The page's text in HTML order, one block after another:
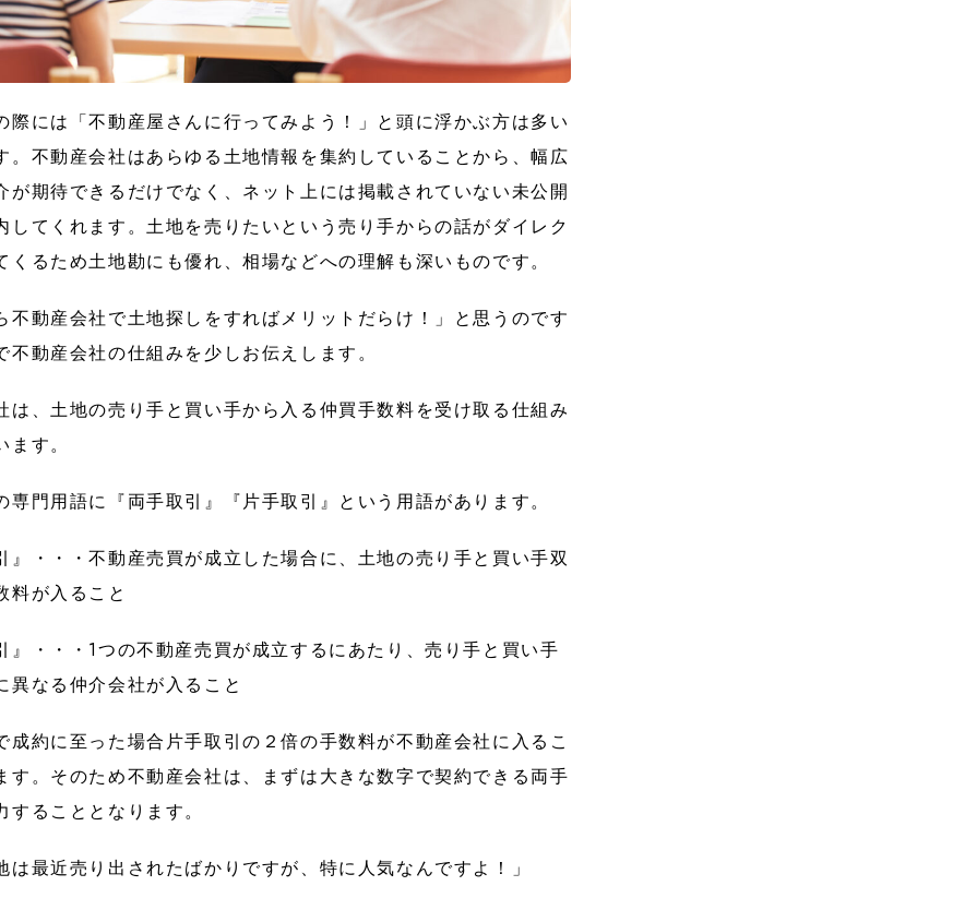
際には「不動産屋さんに行ってみよう！」と頭に浮かぶ方は多い
。不動産会社はあらゆる土地情報を集約していることから、幅広
が期待できるだけでなく、ネット上には掲載されていない未公開
してくれます。土地を売りたいという売り手からの話がダイレク
くるため土地勘にも優れ、相場などへの理解も深いものです。
不動産会社で土地探しをすればメリットだらけ！」と思うのです
不動産会社の仕組みを少しお伝えします。
は、土地の売り手と買い手から入る仲買手数料を受け取る仕組み
す。
専門用語に『両手取引』『片手取引』という用語があります。
』・・・不動産売買が成立した場合に、土地の売り手と買い手双
料が入ること
』・・・1つの不動産売買が成立するにあたり、売り手と買い手
異なる仲介会社が入ること
成約に至った場合片手取引の２倍の手数料が不動産会社に入るこ
す。そのため不動産会社は、まずは大きな数字で契約できる両手
することとなります。
は最近売り出されたばかりですが、特に人気なんですよ！」